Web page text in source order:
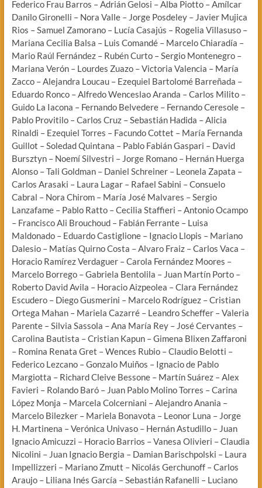
Federico Frau Barros – Adrián Gelosi – Alba Piotto – Amílcar
Danilo Gironelli – Nora Valle – Jorge Posdeley – Javier Mujica
Rios – Samuel Zamorano – Lucía Casajús – Rogelia Villasuso –
Mariana Cecilia Balsa – Luis Comandé – Marcelo Chiaradía –
Mario Raúl Fernández – Rubén Curto – Sergio Montenegro –
Mariana Verón – Lourdes Zuazo – Victoria Valencia – María
Zacco – Alejandra Loucau – Ezequiel Bartolomé Barreñada –
Eduardo Ronco – Alfredo Wenceslao Aranda – Carlos Milito –
Guido La Iacona – Fernando Belvedere – Fernando Ceresole –
Pablo Provitilo – Carlos Cruz – Sebastián Hadida – Alicia
Rinaldi – Ezequiel Torres – Facundo Cottet – María Fernanda
Guillot – Soledad Quintana – Pablo Fabián Gaspari – David
Bursztyn – Noemí Silvestri – Jorge Romano – Hernán Huerga
Alonso – Tali Goldman – Daniel Schreiner – Leonela Zapata –
Carlos Arasaki – Laura Lagar – Rafael Sabini – Consuelo
Cabral – Nora Chirom – María José Malvares – Sergio
Lanzafame – Pablo Ratto – Cecilia Staffieri – Antonio Ocampo
– Francisco Ali Brouchoud – Fabián Ferrante – Luisa
Maldonado – Eduardo Castiglione – Ignacio Llopis – Mariano
Dalesio – Matías Quirno Costa – Alvaro Fraiz – Carlos Vaca –
Horacio Ramírez Verdaguer – Carola Fernández Moores –
Marcelo Borrego – Gabriela Bentolila – Juan Martín Porto –
Roberto David Avila – Horacio Aizpeolea – Clara Fernández
Escudero – Diego Gusmerini – Marcelo Rodríguez – Cristian
Ortega Mahan – Mariela Cazarré – Leandro Scheffer – Valeria
Parente – Silvia Sassola – Ana María Rey – José Cervantes –
Carolina Bautista – Cristian Kapun – Gimena Blixen Zaffaroni
– Romina Renata Gret – Wences Rubio – Claudio Belotti –
Federico Lezcano – Gonzalo Muiños – Ignacio de Pablo
Margiotta – Richard Cleive Bessone – Martín Suárez – Alex
Favieri – Rolando Baró – Juan Pablo Molino Torres – Carina
López Monja – Marcela Colcerniani – Alejandro Anania –
Marcelo Bilezker – Mariela Bonavota – Leonor Luna – Jorge
H. Martinena – Verónica Univaso – Hernán Astudillo – Juan
Ignacio Amicuzzi – Horacio Barrios – Vanesa Olivieri – Claudia
Nicolini – Juan Ignacio Bergia – Damian Barischpolski – Laura
Impellizzeri – Mariano Zmutt – Nicolás Gerchunoff – Carlos
Araujo – Liliana Inés García – Sebastián Rafanelli – Luciano